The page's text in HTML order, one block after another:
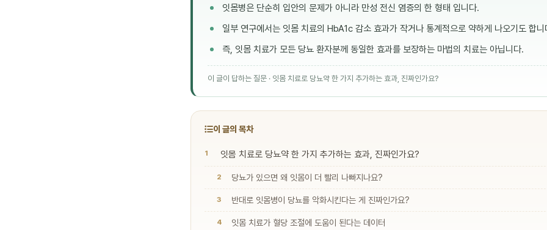
잇몸병은 단순히 입안의 문제가 아니라 만성 전신 염증의 한 형태 입니다.
일부 연구에서는 잇몸 치료의 HbA1c 감소 효과가 작거나 통계적으로 약하게 나오기도 합니
즉, 잇몸 치료가 모든 당뇨 환자분께 동일한 효과를 보장하는 마법의 치료는 아닙니다.
이 글이 답하는 질문 · 잇몸 치료로 당뇨약 한 가지 추가하는 효과, 진짜인가요?
이 글의 목차
잇몸 치료로 당뇨약 한 가지 추가하는 효과, 진짜인가요?
당뇨가 있으면 왜 잇몸이 더 빨리 나빠지나요?
반대로 잇몸병이 당뇨를 악화시킨다는 게 진짜인가요?
잇몸 치료가 혈당 조절에 도움이 된다는 데이터